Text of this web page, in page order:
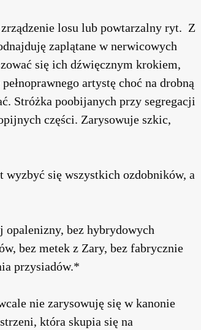
losu lub powtarzalny ryt. Z
zaplątane w nerwicowych
się ich dźwięcznym krokiem,
artystę choć na drobną
Stróżka poobijanych przy segregacji
części. Zarysowuje szkic,
wyzbyć się wszystkich ozdobników, a
opalenizny, bez hybrydowych
bez metek z Zary, bez fabrycznie
przysiadów.*
nie zarysowuję się w kanonie
która skupia się na